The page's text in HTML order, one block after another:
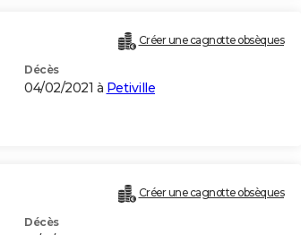
Créer une cagnotte obsèques
Décès
04/02/2021 à Petiville
Créer une cagnotte obsèques
Décès